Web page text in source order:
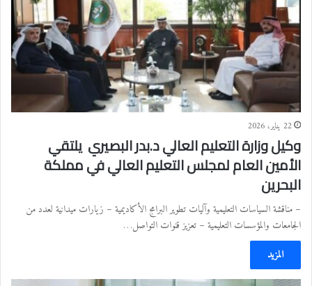
22 يناير، 2026
وكيل وزارة التعليم العالي د.بدر البصيري يلتقي
الأمين العام لمجلس التعليم العالي في مملكة
البحرين
– مناقشة السياسات التعليمية وآليات تطوير البرامج الأكاديمية – زيارات ميدانية لعدد من
الجامعات والمؤسسات التعليمية – تعزيز قنوات التواصل…
المزيد